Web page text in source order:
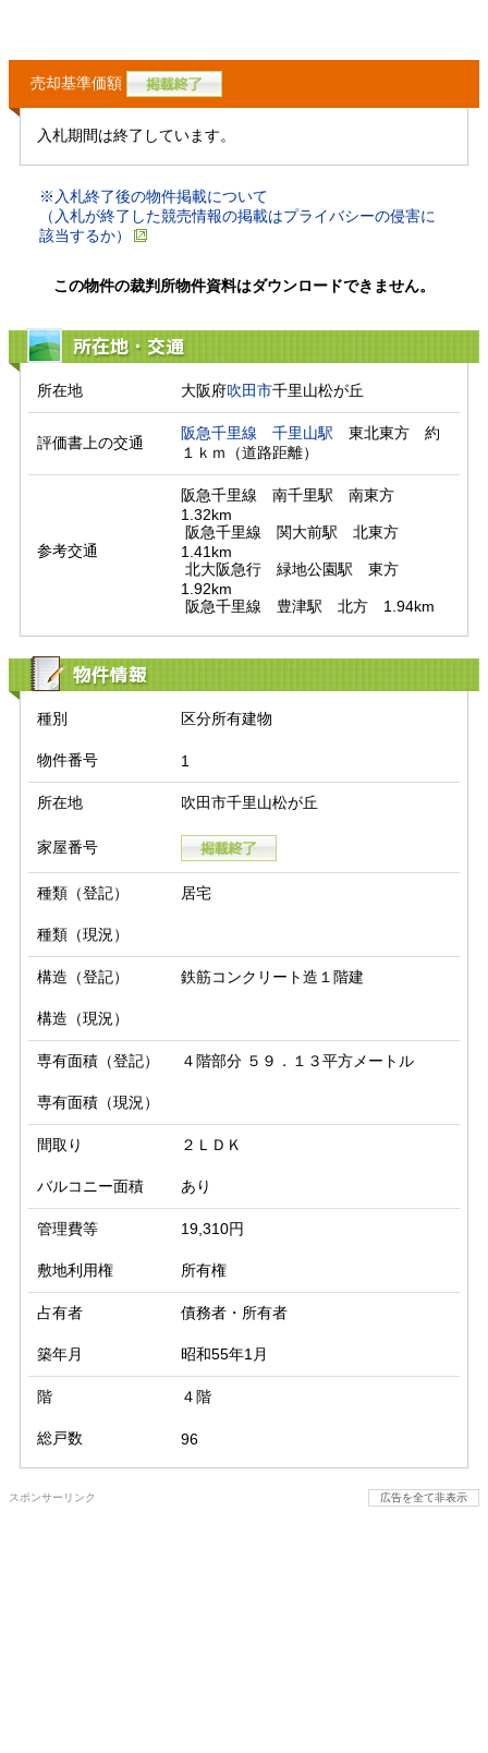
売却基準価額
入札期間は終了しています。
※入札終了後の物件掲載について
（入札が終了した競売情報の掲載はプライバシーの侵害に
該当するか）
この物件の裁判所物件資料はダウンロードできません。
所在地・交通
所在地 大阪府吹田市千里山松が丘
評価書上の交通
阪急千里線 千里山駅 東北東方　約
１ｋｍ（道路距離）
参考交通
阪急千里線　南千里駅　南東方
1.32km
1.41km
1.92km
阪急千里線　豊津駅　北方　1.94km
物件情報
種別 区分所有建物
物件番号 1
所在地 吹田市千里山松が丘
家屋番号
種類（登記） 居宅
種類（現況）
構造（登記） 鉄筋コンクリート造１階建
構造（現況）
専有面積（登記） ４階部分 ５９．１３平方メートル
専有面積（現況）
間取り ２ＬＤＫ
バルコニー面積 あり
管理費等 19,310円
敷地利用権 所有権
占有者 債務者・所有者
築年月 昭和55年1月
階 ４階
総戸数 96
スポンサーリンク 広告を全て非表示